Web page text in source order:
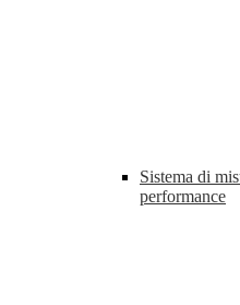
Sistema di
performance